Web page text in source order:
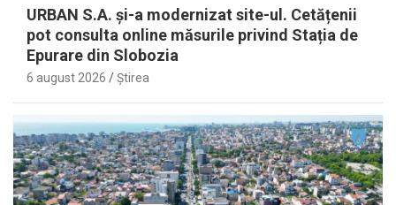
URBAN S.A. și-a modernizat site-ul. Cetățenii
pot consulta online măsurile privind Stația de
Epurare din Slobozia
6 august 2026 Ştirea